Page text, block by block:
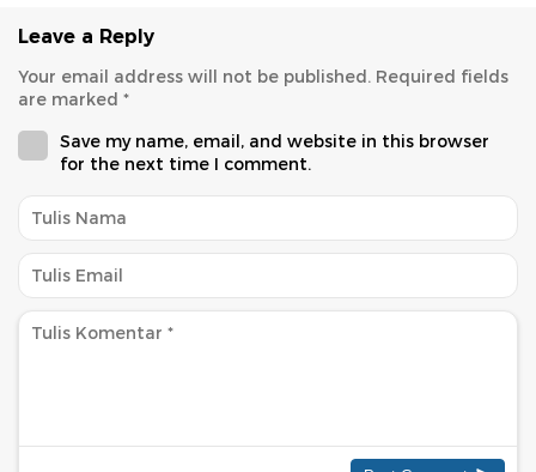
Leave a Reply
Your email address will not be published. Required fields
are marked *
Save my name, email, and website in this browser
for the next time I comment.